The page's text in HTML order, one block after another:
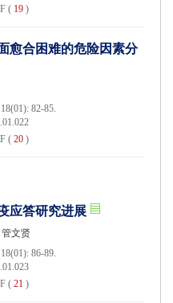
( 19 )
愈合困难的危险因素分
82-85.
( 20 )
应答研究进展
文贤
86-89.
( 21 )